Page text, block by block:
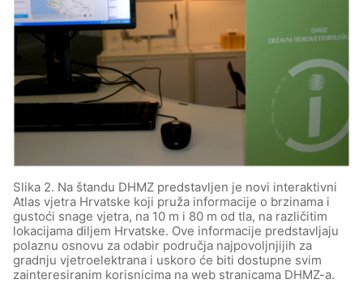
Slika 2. Na štandu DHMZ predstavljen je novi interaktivni
Atlas vjetra Hrvatske koji pruža informacije o brzinama i
gustoći snage vjetra, na 10 m i 80 m od tla, na različitim
lokacijama diljem Hrvatske. Ove informacije predstavljaju
polaznu osnovu za odabir područja najpovoljnjijih za
gradnju vjetroelektrana i uskoro će biti dostupne svim
zainteresiranim korisnicima na web stranicama DHMZ-a.